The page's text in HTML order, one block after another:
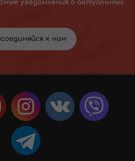
уведомления о актуальных
к нам